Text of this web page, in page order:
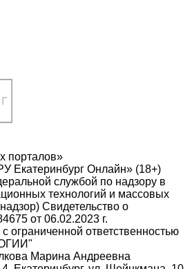
порталов»
Екатеринбург Онлайн» (18+)
службой по надзору в
технологий и массовых
Свидетельство о
от 06.02.2023 г.
ограниченной ответственностью
Марина Андреевна